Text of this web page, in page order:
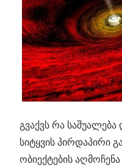
გვაქვს რა
სიტყვის პირდაპირი
ობიექტების